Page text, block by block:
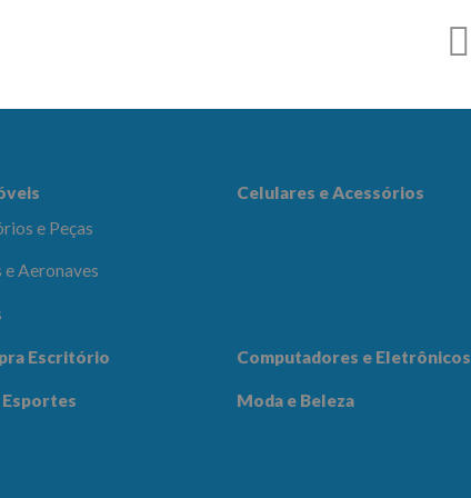
e
Beleza
e Peças
e Aeronaves
Celulares e Acessórios
Escritório Computadores e Eletrônicos
Esportes Moda e Beleza